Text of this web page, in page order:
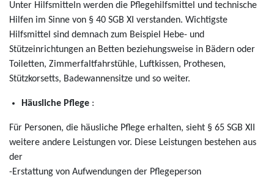
Unter Hilfsmitteln werden die Pflegehilfsmittel und technische
Hilfen im Sinne von § 40 SGB XI verstanden. Wichtigste
Hilfsmittel sind demnach zum Beispiel Hebe- und
Stützeinrichtungen an Betten beziehungsweise in Bädern oder
Toiletten, Zimmerfaltfahrstühle, Luftkissen, Prothesen,
Stützkorsetts, Badewannensitze und so weiter.
Häusliche Pflege :
Für Personen, die häusliche Pflege erhalten, sieht § 65 SGB XII
weitere andere Leistungen vor. Diese Leistungen bestehen aus
der
-Erstattung von Aufwendungen der Pflegeperson